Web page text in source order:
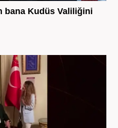
bana Kudüs Valiliğini